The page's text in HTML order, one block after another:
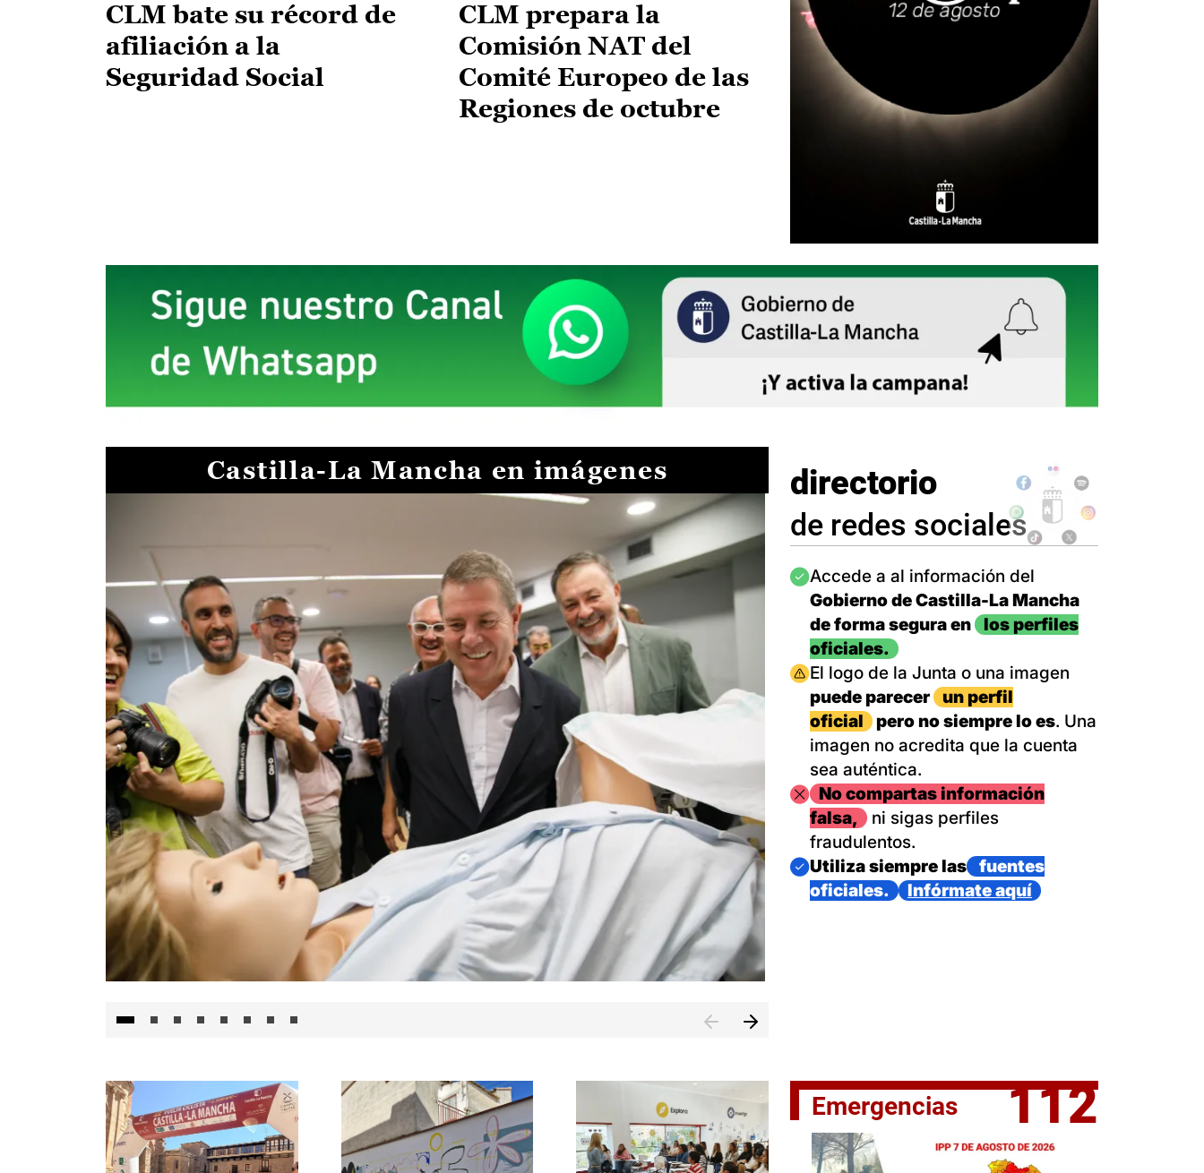
CLM bate su récord de
afiliación a la
Seguridad Social
CLM prepara la
Comisión NAT del
Comité Europeo de las
Regiones de octubre
Castilla-La Mancha en imágenes
El jefe del Ejecutivo castellanomanchego, Emiliano García-
directorio
de redes sociales
Imagen
Accede a al información del
Gobierno de Castilla-La Mancha
de forma segura en
los perfiles
oficiales.
Imagen
El logo de la Junta o una imagen
puede parecer
un perfil
oficial
pero no siempre lo es. Una
imagen no acredita que la cuenta
sea auténtica.
ImagenNo compartas información
falsa,
ni sigas perfiles
fraudulentos.
Imagen
Utiliza siempre las
fuentes
oficiales.
Infórmate aquí
Emergencias 112